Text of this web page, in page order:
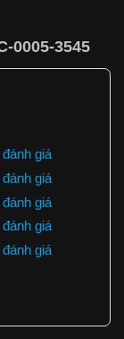
0005-3545
đánh giá
đánh giá
đánh giá
đánh giá
đánh giá